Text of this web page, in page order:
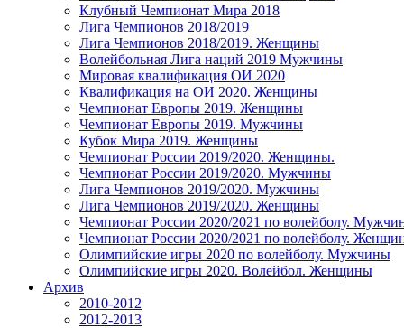
Клубный Чемпионат Мира 2018
Лига Чемпионов 2018/2019
Лига Чемпионов 2018/2019. Женщины
Волейбольная Лига наций 2019 Мужчины
Мировая квалификация ОИ 2020
Квалификация на ОИ 2020. Женщины
Чемпионат Европы 2019. Женщины
Чемпионат Европы 2019. Мужчины
Кубок Мира 2019. Женщины
Чемпионат России 2019/2020. Женщины.
Чемпионат России 2019/2020. Мужчины
Лига Чемпионов 2019/2020. Мужчины
Лига Чемпионов 2019/2020. Женщины
Чемпионат России 2020/2021 по волейболу.
Чемпионат России 2020/2021 по волейболу.
Олимпийские игры 2020 по волейболу. Мужчины
Олимпийские игры 2020. Волейбол. Женщины
Архив
2010-2012
2012-2013